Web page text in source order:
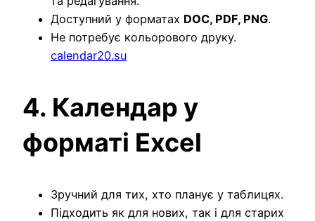
Доступний у форматах DOC, PDF, PNG.
Не потребує кольорового друку.
calendar20.su
4. Календар у
форматі Excel
Зручний для тих, хто планує у таблицях.
Підходить як для нових, так і для старих